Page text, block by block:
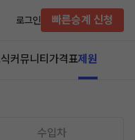
로그인 빠른승계 신청
커뮤니티 가격표제원
수입차